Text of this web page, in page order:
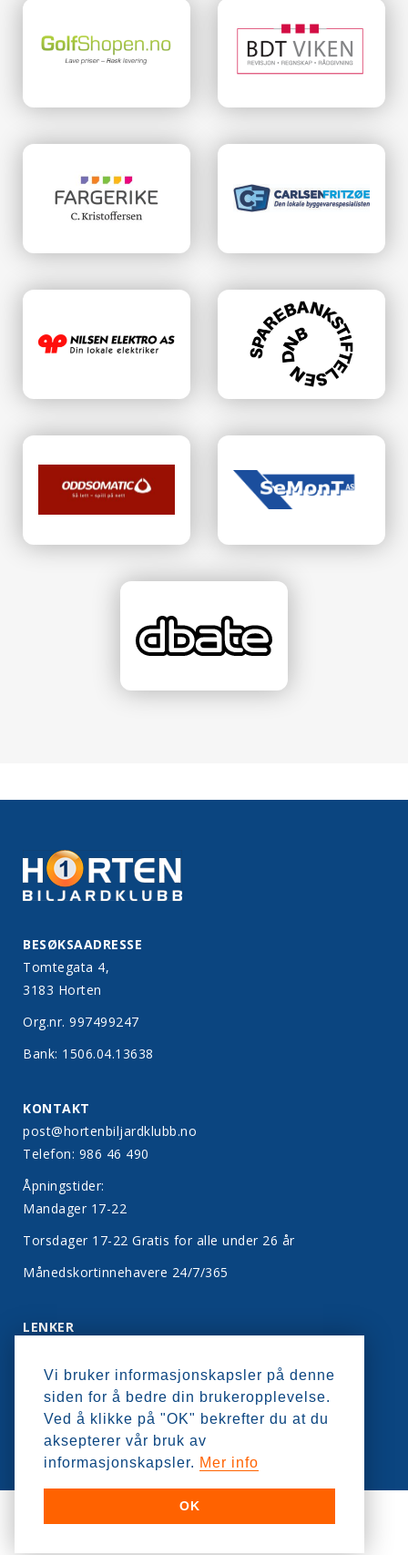
Vi bruker informasjonskapsler på denne
siden for å bedre din brukeropplevelse.
Ved å klikke på "OK" bekrefter du at du
aksepterer vår bruk av
informasjonskapsler. Mer info
OK
BESØKSAADRESSE
Tomtegata 4,
3183 Horten
Org.nr. 997499247
Bank: 1506.04.13638
KONTAKT
post@hortenbiljardklubb.no
Telefon: 986 46 490
Åpningstider:
Mandager 17-22
Torsdager 17-22 Gratis for alle under 26 år
Månedskortinnehavere 24/7/365
LENKER
Kontakt oss
Personvern
HORTEN BILJARDKLUBB © 2024